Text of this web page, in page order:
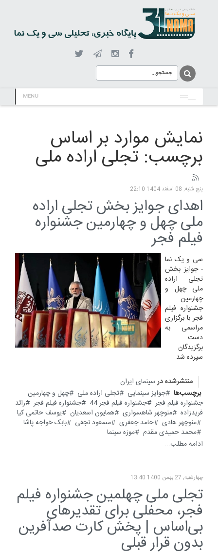
MENU
نمایش موارد بر اساس
برچسب: تجلی اراده ملی
پنج شنبه, 08 اسفند 1404 22:10
اهدای جوایز بخش تجلی اراده
ملی چهل و چهارمین جشنواره
فیلم فجر
سی و یک نما
- جوایز بخش
تجلی اراده
ملی چهل و
چهارمین
جشنواره فیلم
فجر با برگزاری
مراسمی به
دست
برگزیدگان
سپرده شد.
منتشرشده در سینمای ایران
برچسب‌ها
جوایز سینمایی تجلی اراده ملی
چهل و چهارمین
جشنواره فیلم فجر
جشنواره فیلم فجر 44 جشنواره فیلم فجر
رائد
فریدزاده
منوچهر شاهسواری همایون اسعدیان
یوسف حاتمی کیا
منوچهر هادی
حامد جعفری مسعود نجفی
بابک خواجه پاشا
محمد حمیدی مقدم
موزه سینما
ادامه مطلب...
چهارشنبه, 27 بهمن 1400 13:40
تجلی ملی چهلمین جشنواره فیلم
فجر، محفلی برای تقدیرهای
بی‌اساس | پخش کارت صدآفرین
بدون قرار قبلی